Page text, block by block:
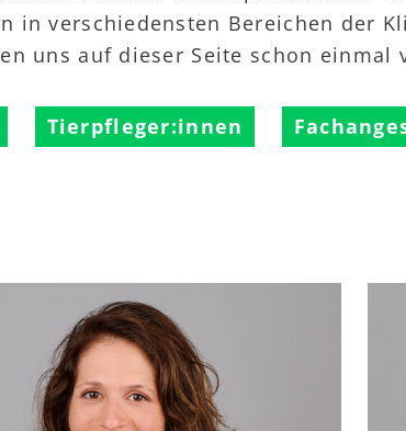
in verschiedensten Bereichen der
uns auf dieser Seite schon einmal
Tierpfleger:innen